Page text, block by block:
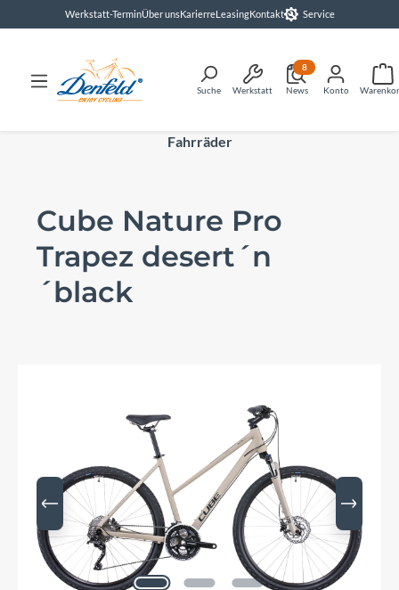
springenWerkstatt-TerminÜber unsKarierreLeasingKontakt Service
Suche Werkstatt News
8
Konto
Fahrräder
Cube Nature Pro
Trapez desert´n
´black